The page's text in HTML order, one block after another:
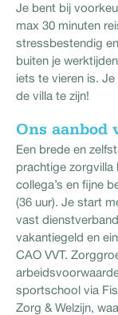
Je bent bij
max 30 minuten
stressbestendig
buiten je
iets te vieren is.
de villa te zijn!
Ons aanbod
Een brede en
prachtige zorgvilla
collega’s en fijne
(36 uur). Je start
vast
vakantiegeld en
CAO VVT.
sportschool via
Zorg & Welzijn,